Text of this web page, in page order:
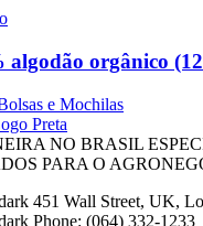
algodão orgânico
e Mochilas
NO BRASIL
PARA O
451 Wall Street, UK,
Phone: (064) 332-1233